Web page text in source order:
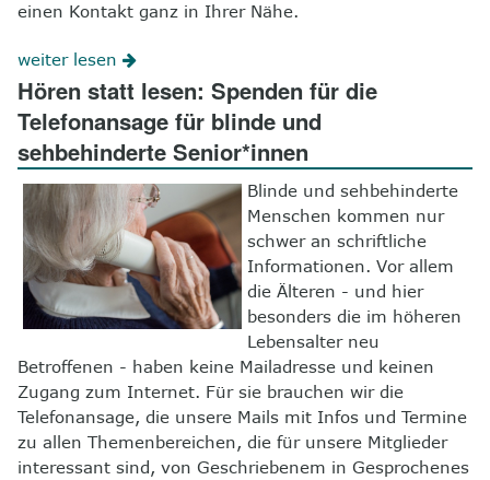
einen Kontakt ganz in Ihrer Nähe.
weiter lesen
Hören statt lesen: Spenden für die
Telefonansage für blinde und
sehbehinderte Senior*innen
Blinde und sehbehinderte
Menschen kommen nur
schwer an schriftliche
Informationen. Vor allem
die Älteren - und hier
besonders die im höheren
Lebensalter neu
Betroffenen - haben keine Mailadresse und keinen
Zugang zum Internet. Für sie brauchen wir die
Telefonansage, die unsere Mails mit Infos und Termine
zu allen Themenbereichen, die für unsere Mitglieder
interessant sind, von Geschriebenem in Gesprochenes